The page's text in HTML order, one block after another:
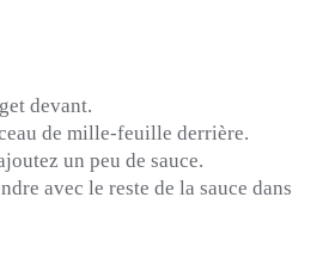
devant.
de mille-feuille derrière.
un peu de sauce.
avec le reste de la sauce dans